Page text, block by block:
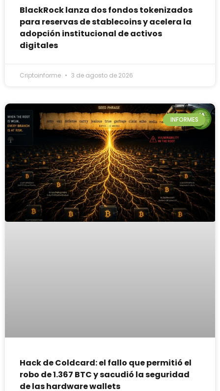
BlackRock lanza dos fondos tokenizados
para reservas de stablecoins y acelera la
adopción institucional de activos
digitales
Criptoinforme 3 de agosto de 2026
INFORMES
Hack de Coldcard: el fallo que permitió el
robo de 1.367 BTC y sacudió la seguridad
de las hardware wallets